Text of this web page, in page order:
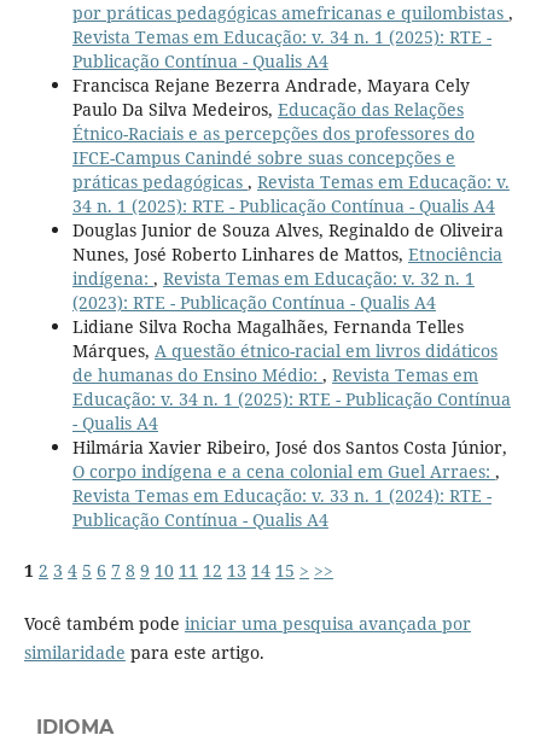
por práticas pedagógicas amefricanas e quilombistas ,
Revista Temas em Educação: v. 34 n. 1 (2025): RTE -
Publicação Contínua - Qualis A4
Francisca Rejane Bezerra Andrade, Mayara Cely
Paulo Da Silva Medeiros, Educação das Relações
Étnico-Raciais e as percepções dos professores do
IFCE-Campus Canindé sobre suas concepções e
práticas pedagógicas , Revista Temas em Educação: v.
34 n. 1 (2025): RTE - Publicação Contínua - Qualis A4
Douglas Junior de Souza Alves, Reginaldo de Oliveira
Nunes, José Roberto Linhares de Mattos, Etnociência
indígena: , Revista Temas em Educação: v. 32 n. 1
(2023): RTE - Publicação Contínua - Qualis A4
Lidiane Silva Rocha Magalhães, Fernanda Telles
Márques, A questão étnico-racial em livros didáticos
de humanas do Ensino Médio: , Revista Temas em
Educação: v. 34 n. 1 (2025): RTE - Publicação Contínua
- Qualis A4
Hilmária Xavier Ribeiro, José dos Santos Costa Júnior,
O corpo indígena e a cena colonial em Guel Arraes: ,
Revista Temas em Educação: v. 33 n. 1 (2024): RTE -
Publicação Contínua - Qualis A4
1 2 3 4 5 6 7 8 9 10 11 12 13 14 15 > >>
Você também pode iniciar uma pesquisa avançada por
similaridade para este artigo.
IDIOMA